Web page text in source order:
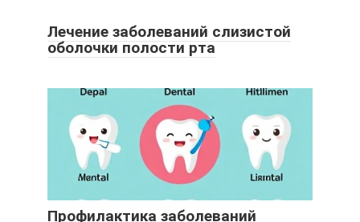
Лечение заболеваний слизистой
оболочки полости рта
Профилактика заболеваний